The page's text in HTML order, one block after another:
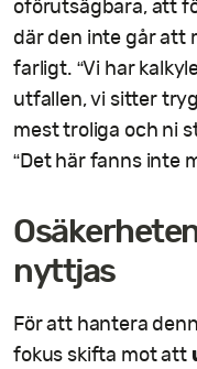
oförutsägbara, att
där den inte går att
farligt. “Vi har
utfallen, vi sitter
mest troliga och ni
“Det här fanns inte
nyttjas
För att hantera
fokus skifta mot att